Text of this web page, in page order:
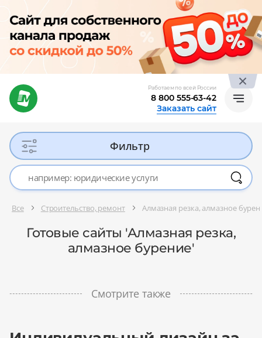
Работаем по всей России
8 800 555-63-42
Заказать сайт
Фильтр
Все Строительство, ремонт Алмазная резка, алмазное
Готовые сайты 'Алмазная резка,
алмазное бурение'
Смотрите также